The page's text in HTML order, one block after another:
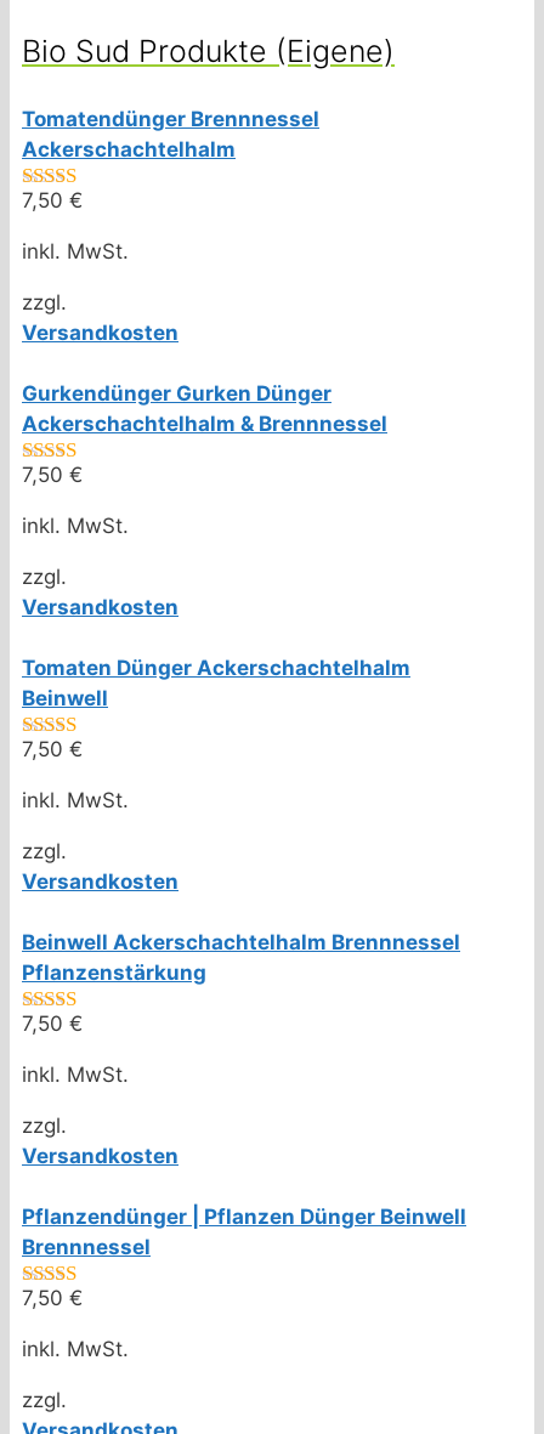
Bio Sud Produkte (Eigene)
Tomatendünger Brennnessel
Ackerschachtelhalm
4.75von 5
7,50 €
inkl. MwSt.
zzgl.
Versandkosten
Gurkendünger Gurken Dünger
Ackerschachtelhalm & Brennnessel
4.67von 5
7,50 €
inkl. MwSt.
zzgl.
Versandkosten
Tomaten Dünger Ackerschachtelhalm
Beinwell
4.50von 5
7,50 €
inkl. MwSt.
zzgl.
Versandkosten
Beinwell Ackerschachtelhalm Brennnessel
Pflanzenstärkung
5.00von 5
7,50 €
inkl. MwSt.
zzgl.
Versandkosten
Pflanzendünger | Pflanzen Dünger Beinwell
Brennnessel
5.00von 5
7,50 €
inkl. MwSt.
zzgl.